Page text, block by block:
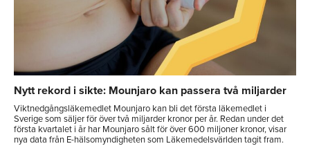
Nytt rekord i sikte: Mounjaro kan passera två miljarder
Viktnedgångsläkemedlet Mounjaro kan bli det första läkemedlet i
Sverige som säljer för över två miljarder kronor per år. Redan under det
första kvartalet i år har Mounjaro sålt för över 600 miljoner kronor, visar
nya data från E-hälsomyndigheten som Läkemedelsvärlden tagit fram.